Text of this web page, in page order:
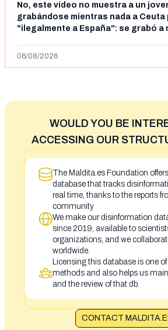
No, este vídeo no muestra a un
grabándose mientras nada a Ceuta
"ilegalmente a España": se grabó a
06/08/2026
WOULD YOU BE
ACCESSING OUR
The Maldita.es Foundation
database that tracks
real time, thanks to the reports
community
We make our disinformation
since 2019, available to
organizations, and we
worldwide.
Licensing this database is one
methods and also helps us
and the review of that db.
CONTACT